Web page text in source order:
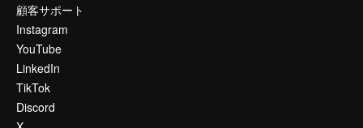
顧客サポート
Instagram
YouTube
LinkedIn
TikTok
Discord